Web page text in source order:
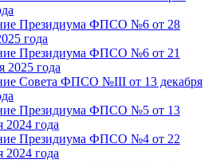
Президиума ФПСО №6 от 28
года
Президиума ФПСО №6 от 21
2025 года
Совета ФПСО №III от 13 декабря
Президиума ФПСО №5 от 13
2024 года
Президиума ФПСО №4 от 22
2024 года